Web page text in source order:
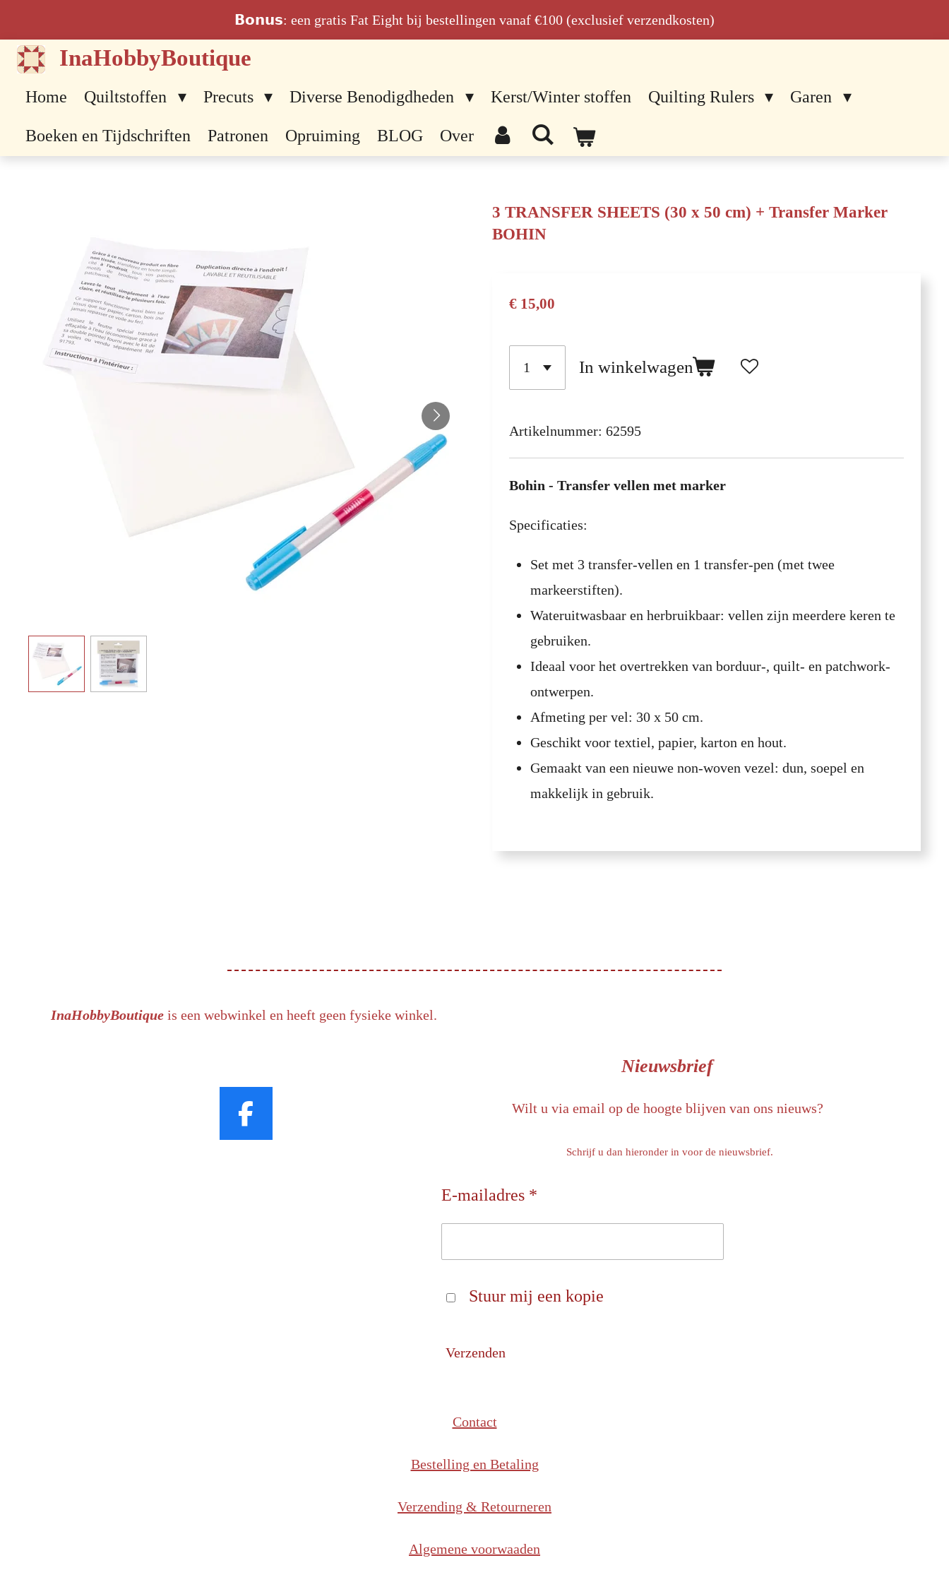
direct
naar
𝗕𝗼𝗻𝘂𝘀: een gratis Fat Eight bij bestellingen vanaf €100 (exclusief verzendkosten)
InaHobbyBoutique
Home Quiltstoffen Precuts Diverse Benodigdheden Kerst/Winter stoffen Quilting Rulers Garen
Boeken en Tijdschriften Patronen Opruiming BLOG Over
3 TRANSFER SHEETS (30 x 50 cm) + Transfer Marker
BOHIN
€ 15,00
In winkelwagen
Artikelnummer: 62595
Bohin - Transfer vellen met marker
Specificaties:
Set met 3 transfer-vellen en 1 transfer-pen (met twee
markeerstiften).
Wateruitwasbaar en herbruikbaar: vellen zijn meerdere keren te
gebruiken.
Ideaal voor het overtrekken van borduur-, quilt- en patchwork-
ontwerpen.
Afmeting per vel: 30 x 50 cm.
Geschikt voor textiel, papier, karton en hout.
Gemaakt van een nieuwe non-woven vezel: dun, soepel en
makkelijk in gebruik.
InaHobbyBoutique is een webwinkel en heeft geen fysieke winkel.
F
Nieuwsbrief
Wilt u via email op de hoogte blijven van ons nieuws?
Schrijf u dan hieronder in voor de nieuwsbrief.
E-mailadres *
Stuur mij een kopie
Verzenden
Contact
Bestelling en Betaling
Verzending & Retourneren
Algemene voorwaaden